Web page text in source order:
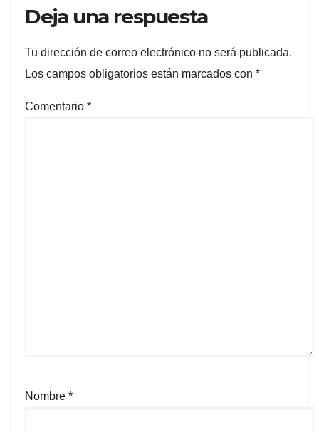
Deja una respuesta
Tu dirección de correo electrónico no será publicada.
Los campos obligatorios están marcados con *
Comentario *
Nombre *